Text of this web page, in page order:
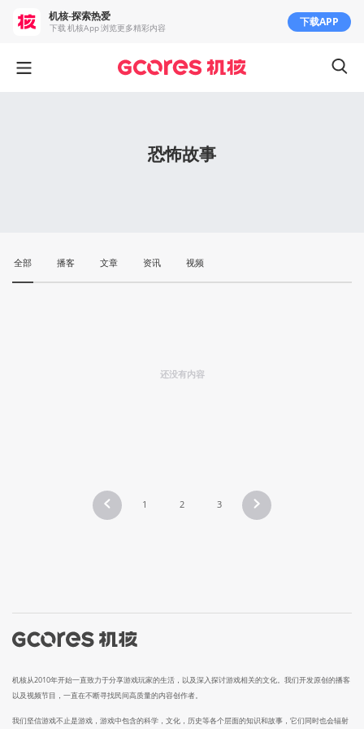
恐怖故事
全部 播客 文章 资讯 视频
还没有内容
1 2 3
机核从2010年开始一直致力于分享游戏玩家的生活，以及深入探讨游戏相关的文化。我们开发原创的播客
以及视频节目，一直在不断寻找民间高质量的内容创作者。
我们坚信游戏不止是游戏，游戏中包含的科学，文化，历史等各个层面的知识和故事，它们同时也会辐射
机核-探索热爱
下载 机核App 浏览更多精彩内容 下载APP